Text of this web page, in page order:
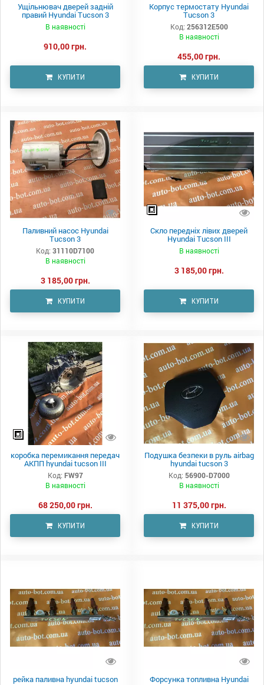
Ущільнювач дверей задній
правий Hyundai Tucson 3
В наявності
910,00 грн.
КУПИТИ
Корпус термостату Hyundai
Tucson 3
Код: 256312E500
В наявності
455,00 грн.
КУПИТИ
Паливний насос Hyundai
Tucson 3
Код: 31110D7100
В наявності
3 185,00 грн.
КУПИТИ
Скло передніх лівих дверей
Hyundai Tucson III
В наявності
3 185,00 грн.
КУПИТИ
коробка перемикання передач
АКПП hyundai tucson III
Код: FW97
В наявності
68 250,00 грн.
КУПИТИ
Подушка безпеки в руль airbag
hyundai tucson 3
Код: 56900-D7000
В наявності
11 375,00 грн.
КУПИТИ
рейка паливна hyundai tucson Форсунка топливна Hyundai